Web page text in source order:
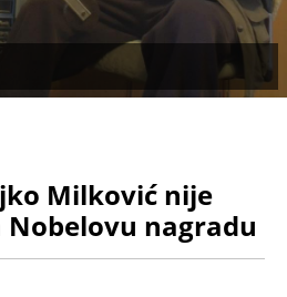
Milković nije
nagradu